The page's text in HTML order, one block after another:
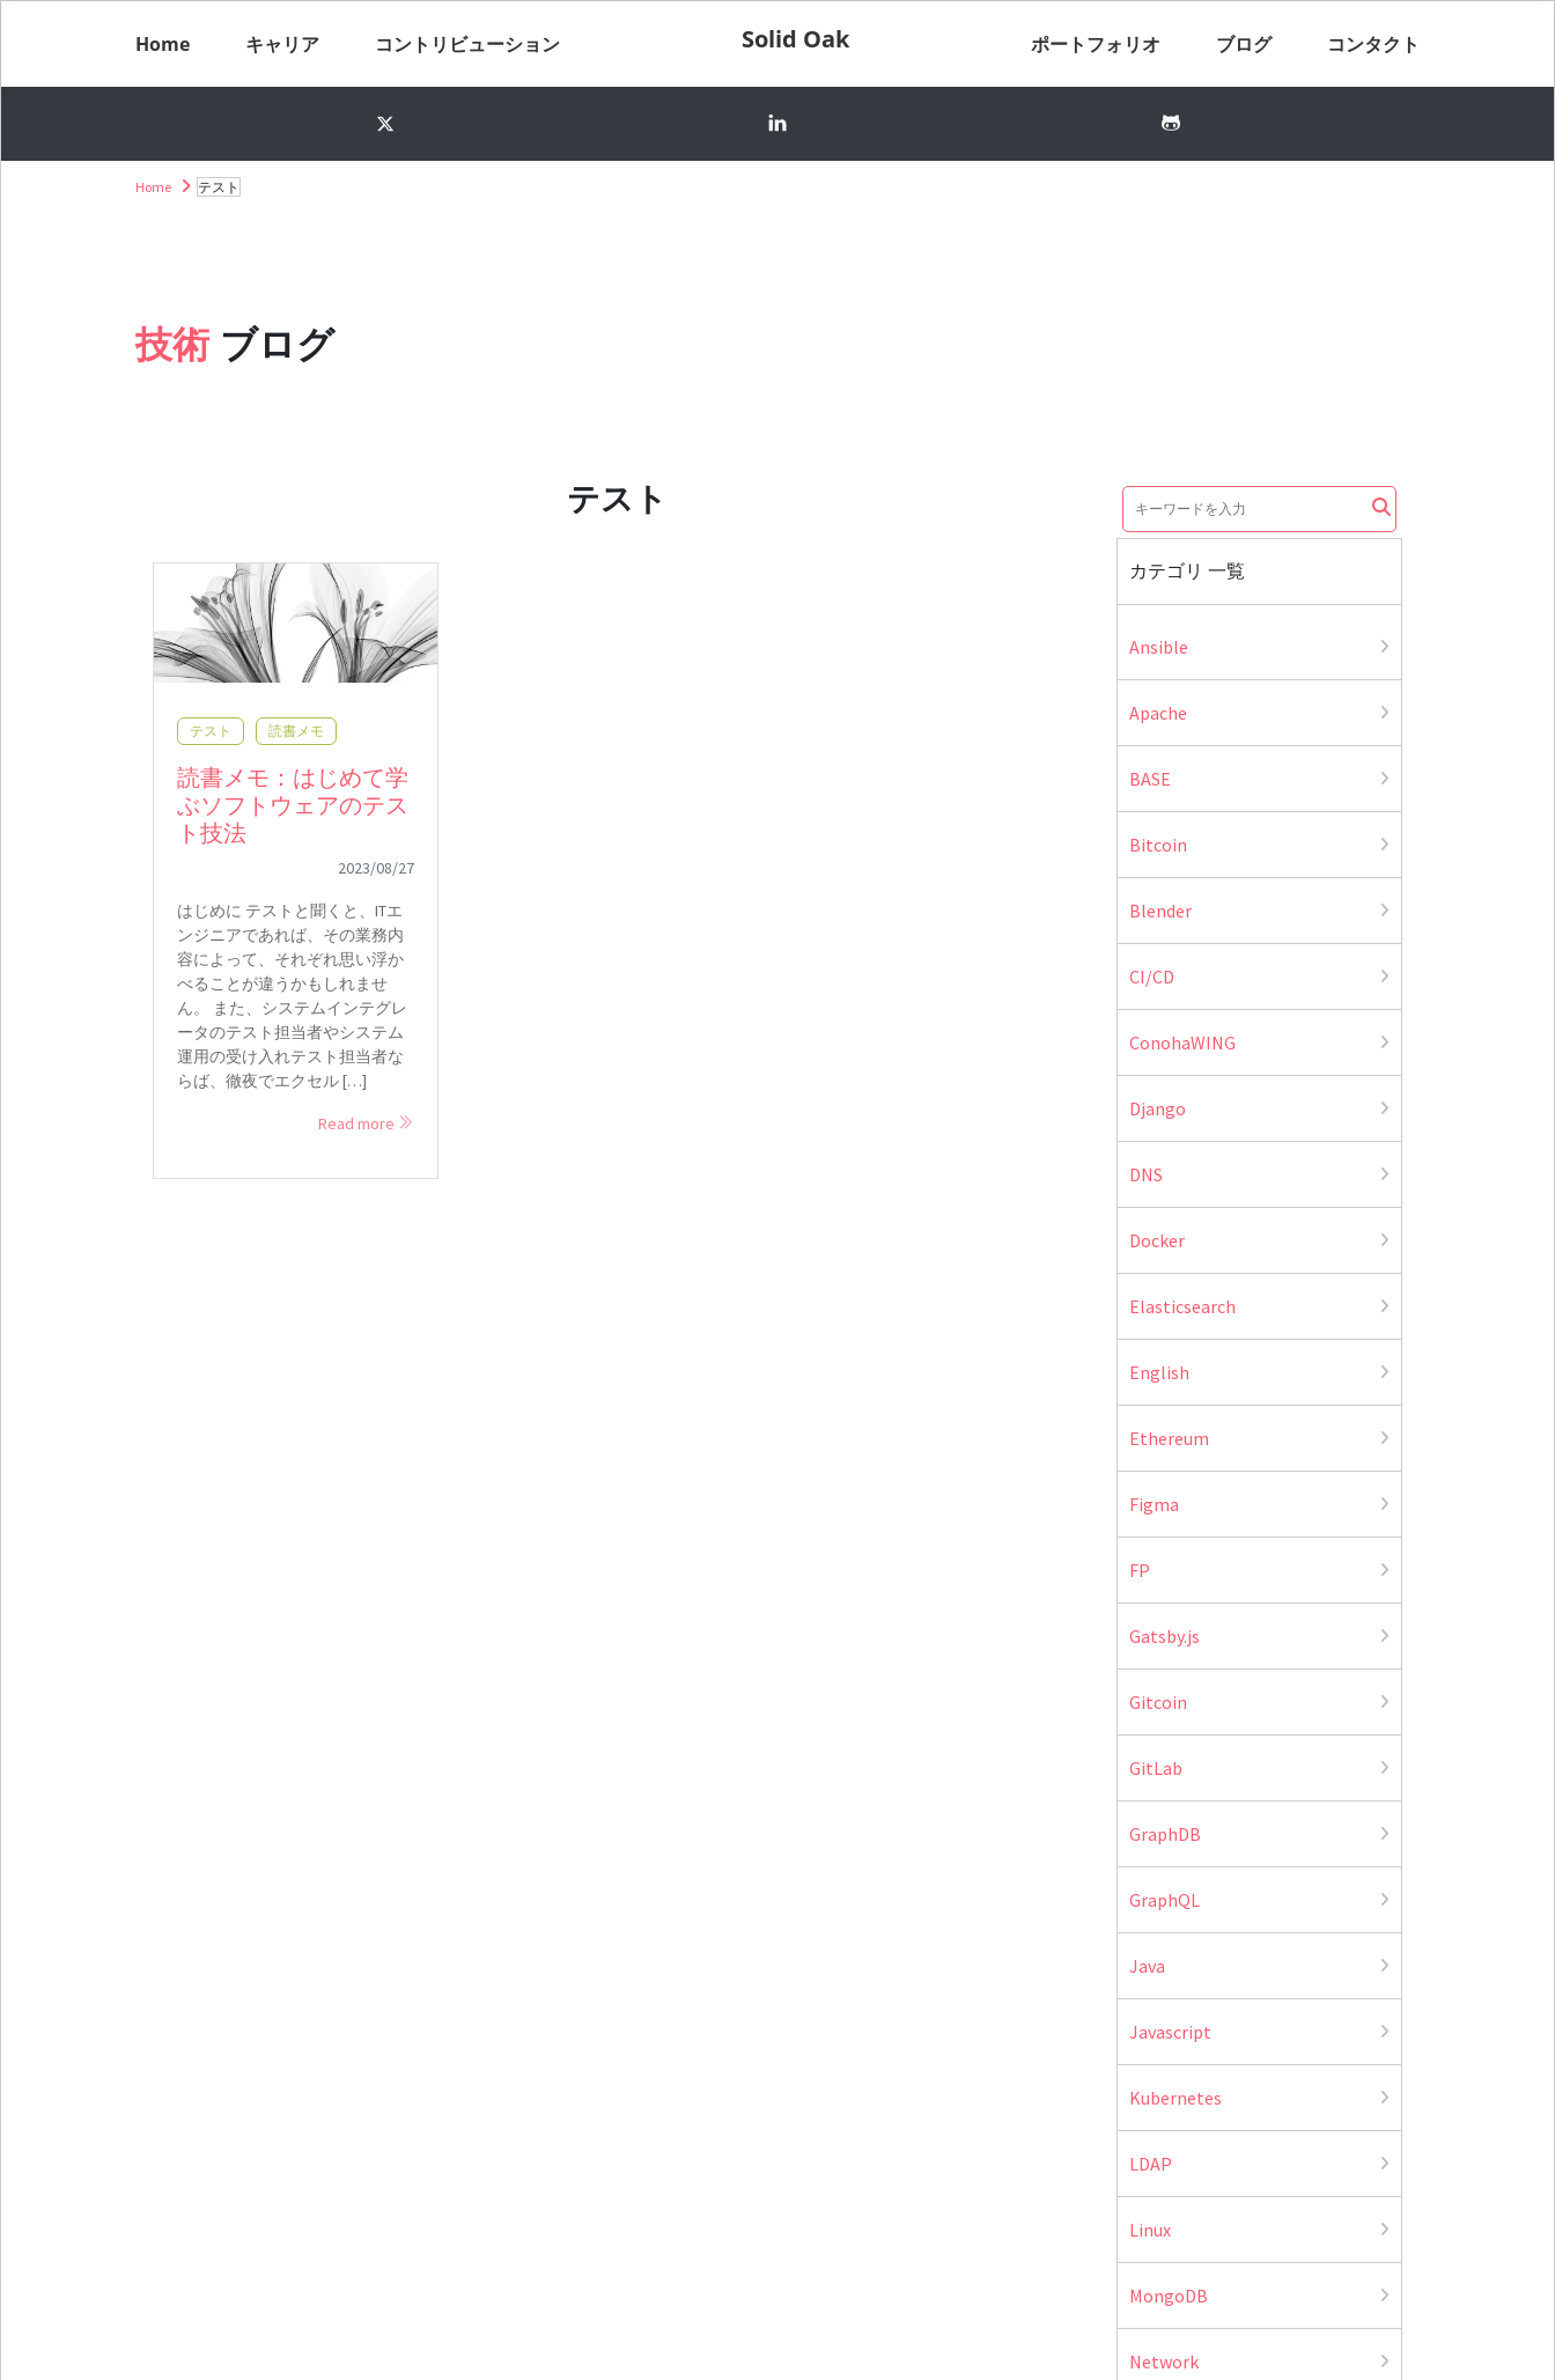
Home キャリア コントリビューション Solid Oak ポートフォリオ ブログ コンタクト
Home テスト
技術 ブログ
テスト
テスト 読書メモ
読書メモ：はじめて学
ぶソフトウェアのテス
ト技法
2023/08/27
はじめに テストと聞くと、ITエ
ンジニアであれば、その業務内
容によって、それぞれ思い浮か
べることが違うかもしれませ
ん。 また、システムインテグレ
ータのテスト担当者やシステム
運用の受け入れテスト担当者な
らば、徹夜でエクセル […]
Read more
カテゴリ 一覧
Ansible
Apache
BASE
Bitcoin
Blender
CI/CD
ConohaWING
Django
DNS
Docker
Elasticsearch
English
Ethereum
Figma
FP
Gatsby.js
Gitcoin
GitLab
GraphDB
GraphQL
Java
Javascript
Kubernetes
LDAP
Linux
MongoDB
Network